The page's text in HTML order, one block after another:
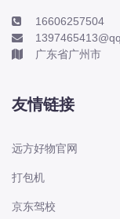
标致-进口
比亚迪
比亚迪商用车
比速
创维
16606257504
广东省广州市
友情链接
远方好物官网
打包机
京东驾校